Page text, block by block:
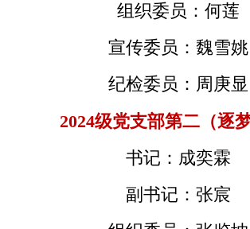
组织委员：何莲
宣传委员：魏雪姚
纪检委员：周庚显
2024级党支部第二 （逐
书记：成奕霖
副书记：张宸